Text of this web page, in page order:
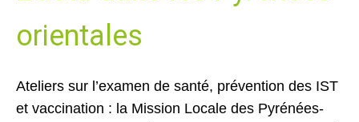
orientales
Ateliers sur l’examen de santé, prévention des IST
et vaccination : la Mission Locale des Pyrénées-